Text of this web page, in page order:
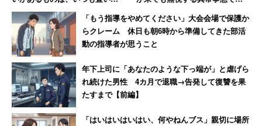
け」と主張 → 後日「近所で有名
なクレーマー」と判明
「若い社員が毎年辞めていきま
す」
「もう指導をやめてください」大会会場で保護か
らクレーム 休日も朝6時から準備してきた部活
動の指導者が思うこと
年下上司に「あなたのような下っ端が」と虐げら
れ続けた男性 4カ月で退職→告発して復讐を果
たすまで【前編】
「はいはいはいはい、何やねんブス」親切に場所